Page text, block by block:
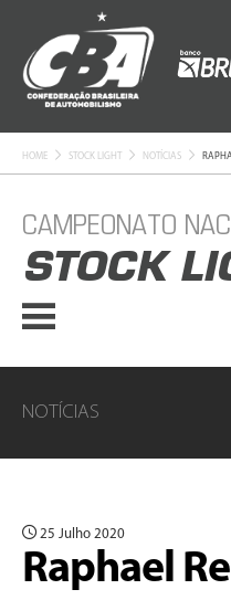
HOME STOCK LIGHT NOTÍCIAS
CAMPEONATO
STOCK
NOTÍCIAS
25 Julho 2020
Raphael